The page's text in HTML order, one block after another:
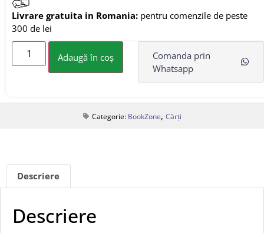
Livrare gratuita in Romania: pentru comenzile de peste
300 de lei
Adaugă în coș
Comanda prin
Whatsapp
Categorie: BookZone, Cărți
Descriere
Descriere